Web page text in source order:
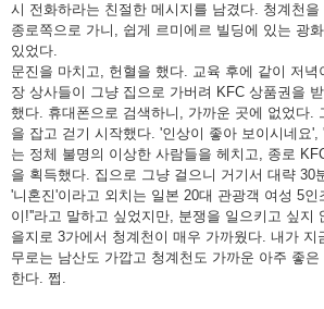
시 전화하라는 친절한 메시지를 남겼다. 청계천
종로쪽으로 가니, 쉽게 르미에르 빌딩에 있는 광
있었다.
문진을 마치고, 헌혈을 했다. 교육 후에 같이 저녁
장 상사들이 그냥 집으로 가버려 KFC 상품권을
했다. 휴대폰으로 검색하니, 가까운 곳에 없었다.
을 잡고 걷기 시작했다. '인상이 좋아 보이시네요',
는 정체 불명의 이상한 사람들을 헤치고, 종로
을 획득했다. 집으로 그냥 걸으니 거기서 대략 30
'니혼진'이라고 외치는 일본 20대 관광객 여성 5
이!''라고 말하고 싶었지만, 분쟁을 일으키고 싶지
을지로 3가에서 청계천이 매우 가까웠다. 내가 지
무로는 남산도 가깝고 청계천도 가까운 아주 좋
한다. 쩝.